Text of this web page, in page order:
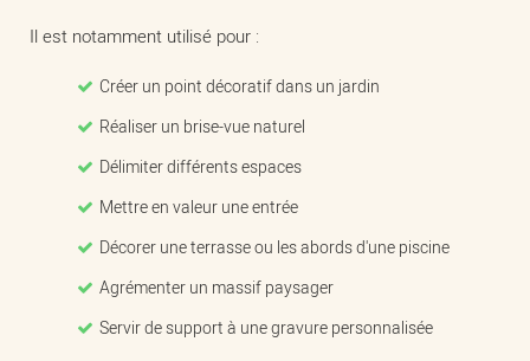
Il est notamment utilisé pour :
Créer un point décoratif dans un jardin
Réaliser un brise-vue naturel
Délimiter différents espaces
Mettre en valeur une entrée
Décorer une terrasse ou les abords d'une piscine
Agrémenter un massif paysager
Servir de support à une gravure personnalisée